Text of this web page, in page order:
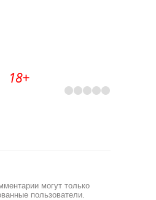
18+
могут только
пользователи.